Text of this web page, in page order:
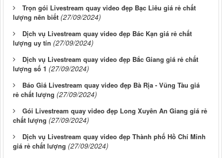
Trọn gói Livestream quay video đẹp Bạc Liêu giá rẻ chất
lượng nên biết (27/09/2024)
Dịch vụ Livestream quay video đẹp Bác Kạn giá rẻ chất
lượng uy tín (27/09/2024)
Dịch vụ Livestream quay video đẹp Bắc Giang giá rẻ chất
lượng số 1 (27/09/2024)
Báo Giá Livestream quay video đẹp Bà Rịa - Vũng Tàu giá
rẻ chất lượng (27/09/2024)
Gói Livestream quay video đẹp Long Xuyên An Giang giá rẻ
chất lượng (27/09/2024)
Dịch vụ Livestream quay video đẹp Thành phố Hồ Chí Minh
giá rẻ chất lượng (27/09/2024)